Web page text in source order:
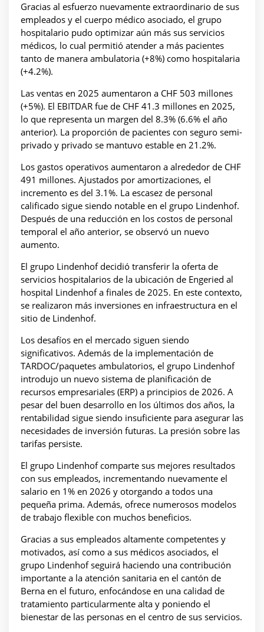
Gracias al esfuerzo nuevamente extraordinario de sus
empleados y el cuerpo médico asociado, el grupo
hospitalario pudo optimizar aún más sus servicios
médicos, lo cual permitió atender a más pacientes
tanto de manera ambulatoria (+8%) como hospitalaria
(+4.2%).
Las ventas en 2025 aumentaron a CHF 503 millones
(+5%). El EBITDAR fue de CHF 41.3 millones en 2025,
lo que representa un margen del 8.3% (6.6% el año
anterior). La proporción de pacientes con seguro semi-
privado y privado se mantuvo estable en 21.2%.
Los gastos operativos aumentaron a alrededor de CHF
491 millones. Ajustados por amortizaciones, el
incremento es del 3.1%. La escasez de personal
calificado sigue siendo notable en el grupo Lindenhof.
Después de una reducción en los costos de personal
temporal el año anterior, se observó un nuevo
aumento.
El grupo Lindenhof decidió transferir la oferta de
servicios hospitalarios de la ubicación de Engeried al
hospital Lindenhof a finales de 2025. En este contexto,
se realizaron más inversiones en infraestructura en el
sitio de Lindenhof.
Los desafíos en el mercado siguen siendo
significativos. Además de la implementación de
TARDOC/paquetes ambulatorios, el grupo Lindenhof
introdujo un nuevo sistema de planificación de
recursos empresariales (ERP) a principios de 2026. A
pesar del buen desarrollo en los últimos dos años, la
rentabilidad sigue siendo insuficiente para asegurar las
necesidades de inversión futuras. La presión sobre las
tarifas persiste.
El grupo Lindenhof comparte sus mejores resultados
con sus empleados, incrementando nuevamente el
salario en 1% en 2026 y otorgando a todos una
pequeña prima. Además, ofrece numerosos modelos
de trabajo flexible con muchos beneficios.
Gracias a sus empleados altamente competentes y
motivados, así como a sus médicos asociados, el
grupo Lindenhof seguirá haciendo una contribución
importante a la atención sanitaria en el cantón de
Berna en el futuro, enfocándose en una calidad de
tratamiento particularmente alta y poniendo el
bienestar de las personas en el centro de sus servicios.